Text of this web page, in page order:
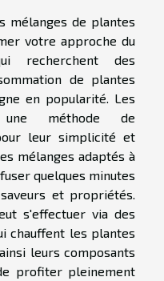
mélanges de plantes
votre approche du
recherchent des
de plantes
en popularité. Les
une méthode de
leur simplicité et
mélanges adaptés à
quelques minutes
et propriétés.
s'effectuer via des
chauffent les plantes
leurs composants
profiter pleinement